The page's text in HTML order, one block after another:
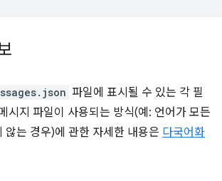
파일에 표시될 수 있는 각 필
시지 파일이 사용되는 방식(예: 언어가 모든
않는 경우)에 관한 자세한 내용은 다국어화